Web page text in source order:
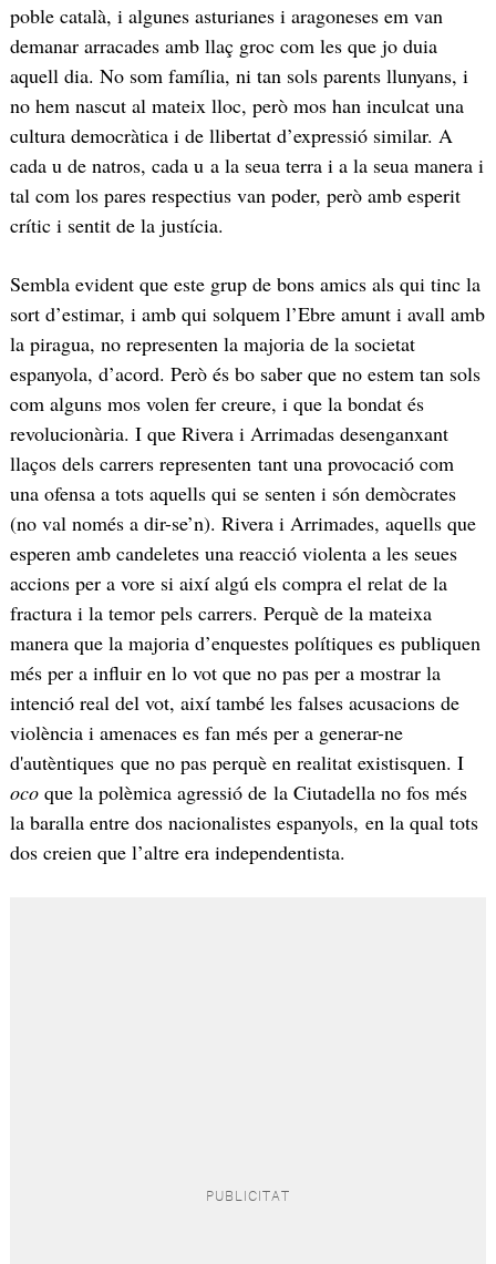
poble català, i algunes asturianes i aragoneses em van
demanar arracades amb llaç groc com les que jo duia
aquell dia. No som família, ni tan sols parents llunyans, i
no hem nascut al mateix lloc, però mos han inculcat una
cultura democràtica i de llibertat d’expressió similar. A
cada u de natros, cada u a la seua terra i a la seua manera i
tal com los pares respectius van poder, però amb esperit
crític i sentit de la justícia.
Sembla evident que este grup de bons amics als qui tinc la
sort d’estimar, i amb qui solquem l’Ebre amunt i avall amb
la piragua, no representen la majoria de la societat
espanyola, d’acord. Però és bo saber que no estem tan sols
com alguns mos volen fer creure, i que la bondat és
revolucionària. I que Rivera i Arrimadas desenganxant
llaços dels carrers representen tant una provocació com
una ofensa a tots aquells qui se senten i són demòcrates
(no val només a dir-se’n). Rivera i Arrimades, aquells que
esperen amb candeletes una reacció violenta a les seues
accions per a vore si així algú els compra el relat de la
fractura i la temor pels carrers. Perquè de la mateixa
manera que la majoria d’enquestes polítiques es publiquen
més per a influir en lo vot que no pas per a mostrar la
intenció real del vot, així també les falses acusacions de
violència i amenaces es fan més per a generar-ne
d'autèntiques que no pas perquè en realitat existisquen. I
ocoque la polèmica agressió de la Ciutadella no fos més
la baralla entre dos nacionalistes espanyols, en la qual tots
dos creien que l’altre era independentista.